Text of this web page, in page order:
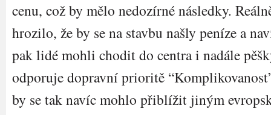
cenu, což by mělo nedozírné následky.
hrozilo, že by se na stavbu našly peníze a
pak lidé mohli chodit do centra i nadále
odporuje dopravní prioritě
by se tak navíc mohlo přiblížit jiným